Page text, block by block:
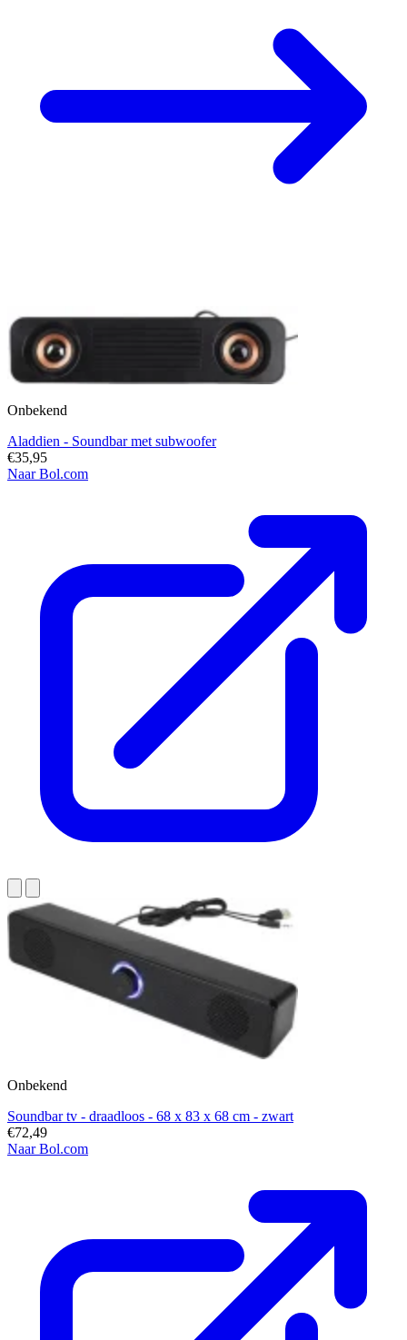
Onbekend
Aladdien - Soundbar met subwoofer
€35,95
Naar Bol.com
Onbekend
Soundbar tv - draadloos - 68 x 83 x 68 cm - zwart
€72,49
Naar Bol.com